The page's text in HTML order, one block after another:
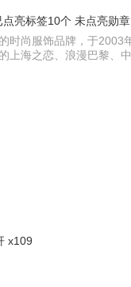
点亮标签10个 未点亮勋
时尚服饰品牌，于
上海之恋、浪漫巴黎、
x109